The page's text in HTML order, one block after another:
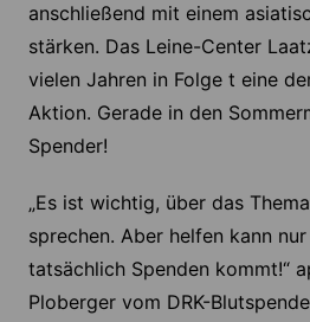
anschließend mit einem
stärken. Das Leine-Center
vielen Jahren in Folge t eine
Aktion. Gerade in den
Spender!
„Es ist wichtig, über das
sprechen. Aber helfen kann
tatsächlich Spenden kommt!“
Ploberger vom DRK-